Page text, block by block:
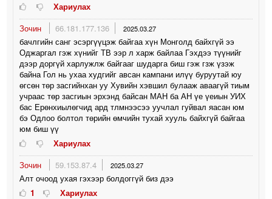
Хариулах
Зочин
66.181.177.136 2025.03.27
бачлгийн санг эсэргүүцэж байгаа хүн Монголд байхгүй ээ
Оджаргал гэж хүнийг ТВ ээр л харж байлаа Гэхдээ түүнийг
дээр доргүй харлужлж байгааг шударга биш гэж гзж үзэж
байна Гол нь ухаа худгийг авсан кампани илүү буруутай юу
өгсөн төр засгийнхан уу Хувийн хэвшил булааж аваагүй тиым
учраас төр засгиын эрхэнд байсан МАН ба АН үе үеиын УИХ
бас Ерөнхиылөгчид ард тлмнээсээ уучлал гуйвал яасан юм
бэ Одлоо болтол төрийн өмчийн тухай хууль байхгүй байгаа
юм биш үү
Хариулах
Зочин
59.153.87.4 2025.03.27
Алт очоод ухая гэхээр болдоггүй биз дээ
1
Хариулах